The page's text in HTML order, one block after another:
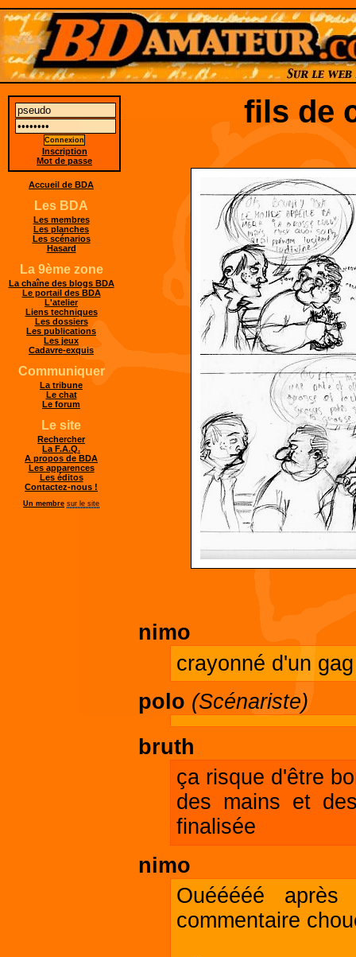
fils de
nimo
crayonné d'un
polo (Scénariste)
bruth
ça risque d'être
des mains et
finalisée
nimo
Ouééééé
commentaire
Inscription
Mot de passe
Accueil de BDA
Les BDA
Les membres
Les planches
Les scénarios
Hasard
La 9ème zone
La chaîne des blogs BDA
Le portail des BDA
L'atelier
Liens techniques
Les dossiers
Les publications
Les jeux
Cadavre-exquis
Communiquer
La tribune
Le chat
Le forum
Le site
Rechercher
La F.A.Q.
A propos de BDA
Les apparences
Les éditos
Contactez-nous !
Un membre sur le site